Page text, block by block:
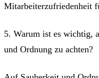
Mitarbeiterzufriedenheit
5. Warum ist es wichtig,
und Ordnung zu achten?